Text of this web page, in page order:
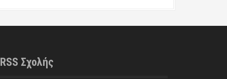
RSS Σχολής